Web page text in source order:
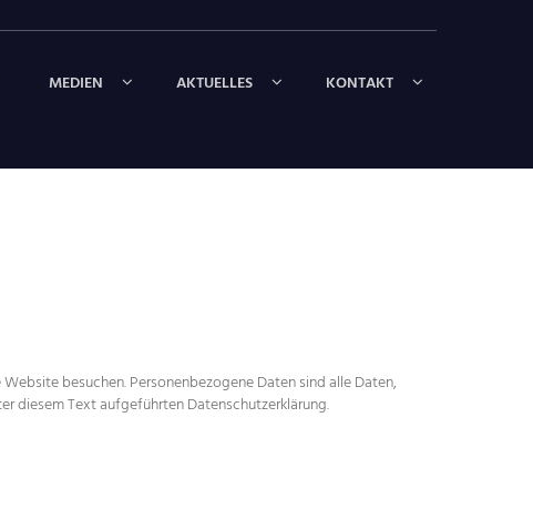
MEDIEN AKTUELLES KONTAKT
besuchen. Personenbezogene Daten sind alle Daten,
diesem Text aufgeführten Datenschutzerklärung.